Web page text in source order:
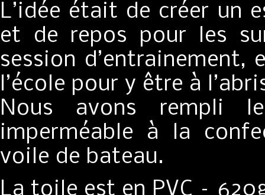
L’idée était de créer un
et de repos pour les
session
l’école pour y être à
Nous avons rempli
imperméable à la
voile de bateau.
La toile est en PVC –